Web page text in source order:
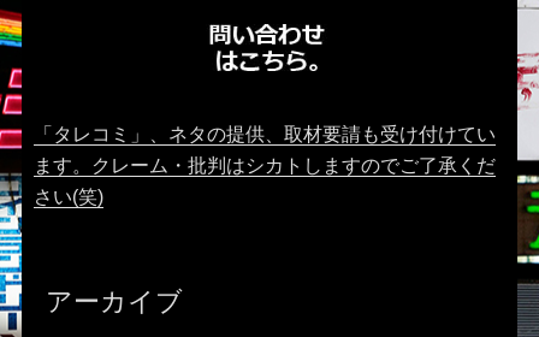
「タレコミ」、ネタの提供、取材要請も受け付けてい
ます。クレーム・批判はシカトしますのでご了承くだ
さい(笑)
アーカイブ